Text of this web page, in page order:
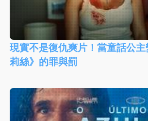
現實不是復仇爽片！當童話公
莉絲》的罪與罰